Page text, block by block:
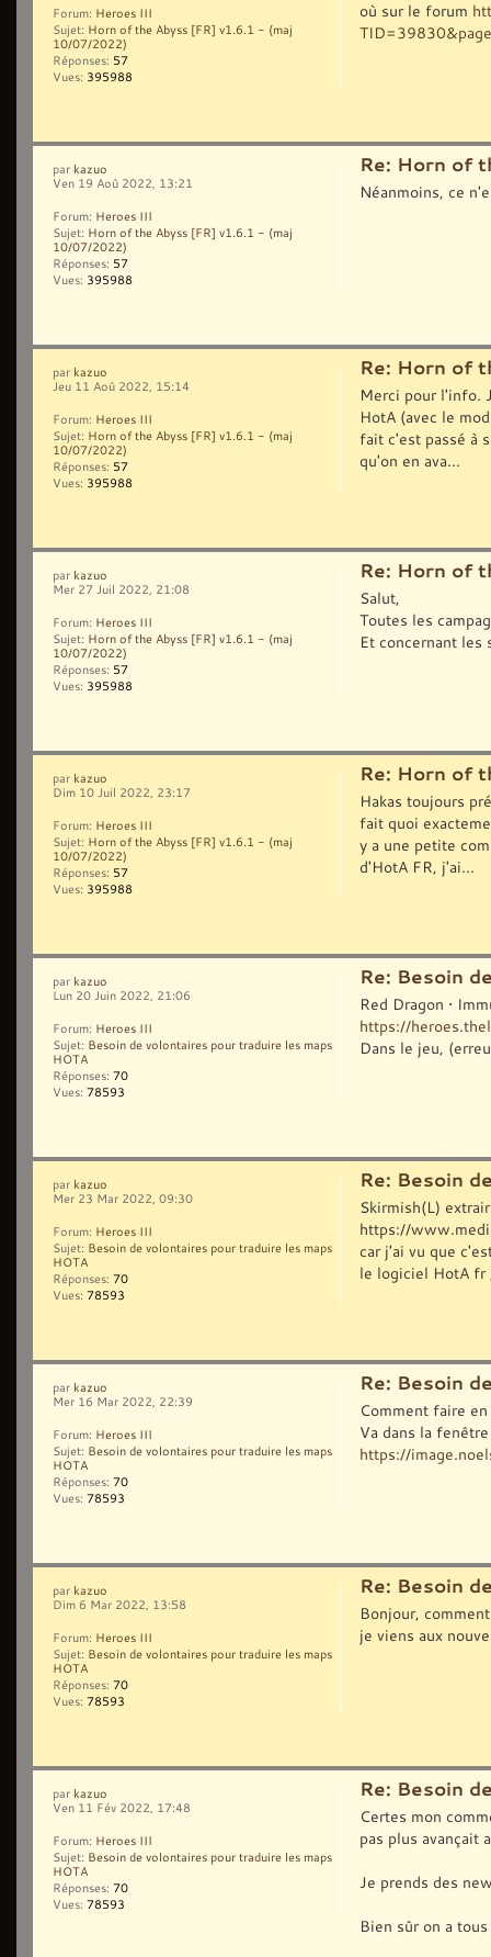
où sur le forum
Forum: Heroes III
Sujet: Horn of the Abyss [FR] v1.6.1 - (maj
10/07/2022)
Réponses: 57
Vues: 395988
Re: Horn of
Néanmoins, ce
par kazuo
Ven 19 Aoû 2022, 13:21
Forum: Heroes III
Sujet: Horn of the Abyss [FR] v1.6.1 - (maj
10/07/2022)
Réponses: 57
Vues: 395988
Re: Horn of
Merci pour l'info.
HotA (avec le
fait c'est passé à
qu'on en ava...
par kazuo
Jeu 11 Aoû 2022, 15:14
Forum: Heroes III
Sujet: Horn of the Abyss [FR] v1.6.1 - (maj
10/07/2022)
Réponses: 57
Vues: 395988
Re: Horn of
Salut,
Toutes les
Et concernant les
par kazuo
Mer 27 Juil 2022, 21:08
Forum: Heroes III
Sujet: Horn of the Abyss [FR] v1.6.1 - (maj
10/07/2022)
Réponses: 57
Vues: 395988
Re: Horn of
Hakas toujours
fait quoi
y a une petite
d'HotA FR, j'ai...
par kazuo
Dim 10 Juil 2022, 23:17
Forum: Heroes III
Sujet: Horn of the Abyss [FR] v1.6.1 - (maj
10/07/2022)
Réponses: 57
Vues: 395988
Re: Besoin
Red Dragon •
https://
Dans le jeu,
par kazuo
Lun 20 Juin 2022, 21:06
Forum: Heroes III
Sujet: Besoin de volontaires pour traduire les maps
HOTA
Réponses: 70
Vues: 78593
Re: Besoin
Skirmish(L)
https://
car j'ai vu que
le logiciel HotA fr
par kazuo
Mer 23 Mar 2022, 09:30
Forum: Heroes III
Sujet: Besoin de volontaires pour traduire les maps
HOTA
Réponses: 70
Vues: 78593
Re: Besoin
Comment faire
Va dans la
https://
par kazuo
Mer 16 Mar 2022, 22:39
Forum: Heroes III
Sujet: Besoin de volontaires pour traduire les maps
HOTA
Réponses: 70
Vues: 78593
Re: Besoin
Bonjour,
je viens aux
par kazuo
Dim 6 Mar 2022, 13:58
Forum: Heroes III
Sujet: Besoin de volontaires pour traduire les maps
HOTA
Réponses: 70
Vues: 78593
Re: Besoin
Certes mon
pas plus avançait
Je prends des
Bien sûr on a
par kazuo
Ven 11 Fév 2022, 17:48
Forum: Heroes III
Sujet: Besoin de volontaires pour traduire les maps
HOTA
Réponses: 70
Vues: 78593